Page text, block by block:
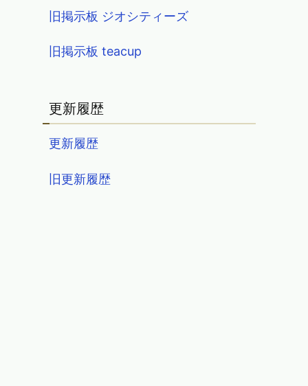
旧掲示板 ジオシティーズ
旧掲示板 teacup
更新履歴
更新履歴
旧更新履歴